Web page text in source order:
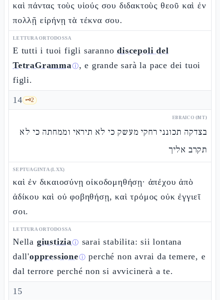
καὶ πάντας τοὺς υἱούς σου διδακτοὺς θεοῦ καὶ ἐν
πολλῇ εἰρήνῃ τὰ τέκνα σου.
LETTURA ORTODOSSA
E tutti i tuoi figli sarannodiscepoli del
TetraGrammaⓘ, e grande sarà la pace dei tuoi
figli.
14 🗝️2
EBRAICO (MT)
בצדקה תכונני רחקי מעשק כי לא תיראי וממחתה כי לא
תקרב אליך
SEPTUAGINTA (LXX)
καὶ ἐν δικαιοσύνῃ οἰκοδομηθήσῃ· ἀπέχου ἀπὸ
ἀδίκου καὶ οὐ φοβηθήσῃ, καὶ τρόμος οὐκ ἐγγιεῖ
σοι.
LETTURA ORTODOSSA
Nella giustiziaⓘ sarai stabilita: sii lontana
dall'oppressioneⓘ perché non avrai da temere, e
dal terrore perché non si avvicinerà a te.
15